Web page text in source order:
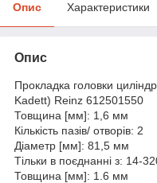
Опис Характеристики
Опис
Прокладка головки
Kadett) Reinz 612501550
Товщина [мм]: 1,6 мм
Кількість пазів/ отворів: 2
Діаметр [мм]: 81,5 мм
Тільки в поєднанні з: 14-
Товщина [мм]: 1.6 мм